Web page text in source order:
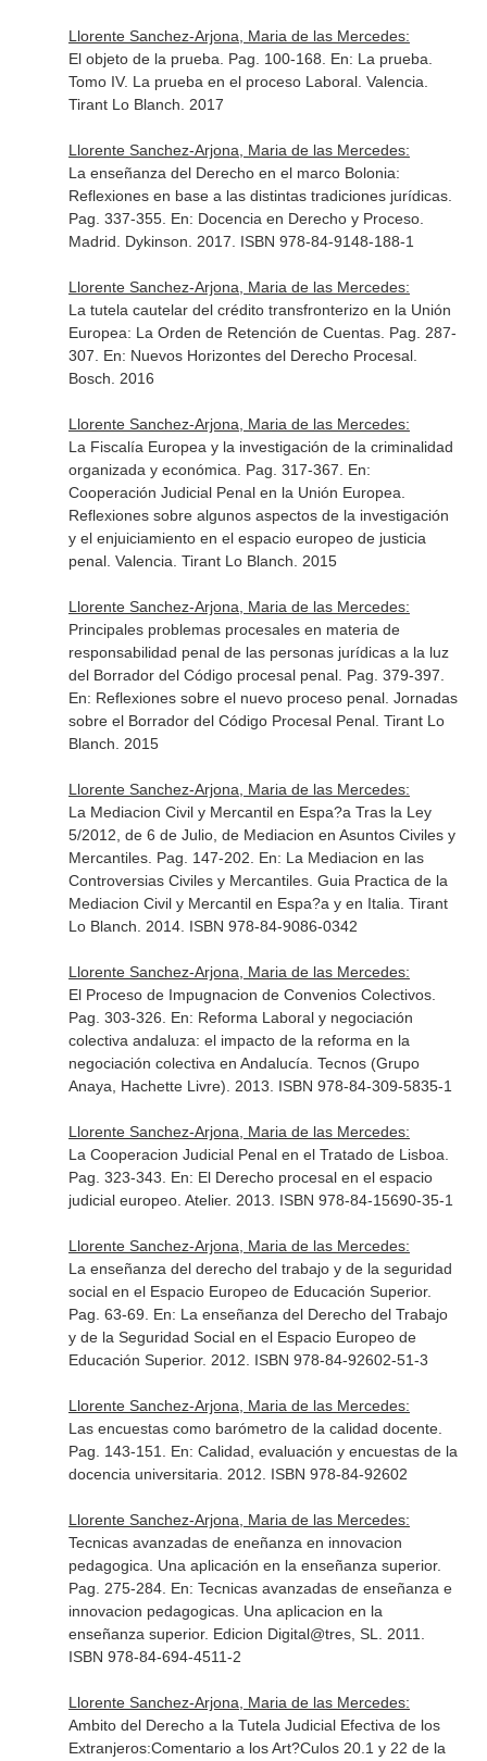
Llorente Sanchez-Arjona, Maria de las Mercedes:
El objeto de la prueba. Pag. 100-168. En: La prueba.
Tomo IV. La prueba en el proceso Laboral. Valencia.
Tirant Lo Blanch. 2017
Llorente Sanchez-Arjona, Maria de las Mercedes:
La enseñanza del Derecho en el marco Bolonia:
Reflexiones en base a las distintas tradiciones jurídicas.
Pag. 337-355. En: Docencia en Derecho y Proceso.
Madrid. Dykinson. 2017. ISBN 978-84-9148-188-1
Llorente Sanchez-Arjona, Maria de las Mercedes:
La tutela cautelar del crédito transfronterizo en la Unión
Europea: La Orden de Retención de Cuentas. Pag. 287-
307. En: Nuevos Horizontes del Derecho Procesal.
Bosch. 2016
Llorente Sanchez-Arjona, Maria de las Mercedes:
La Fiscalía Europea y la investigación de la criminalidad
organizada y económica. Pag. 317-367. En:
Cooperación Judicial Penal en la Unión Europea.
Reflexiones sobre algunos aspectos de la investigación
y el enjuiciamiento en el espacio europeo de justicia
penal. Valencia. Tirant Lo Blanch. 2015
Llorente Sanchez-Arjona, Maria de las Mercedes:
Principales problemas procesales en materia de
responsabilidad penal de las personas jurídicas a la luz
del Borrador del Código procesal penal. Pag. 379-397.
En: Reflexiones sobre el nuevo proceso penal. Jornadas
sobre el Borrador del Código Procesal Penal. Tirant Lo
Blanch. 2015
Llorente Sanchez-Arjona, Maria de las Mercedes:
La Mediacion Civil y Mercantil en Espa?a Tras la Ley
5/2012, de 6 de Julio, de Mediacion en Asuntos Civiles y
Mercantiles. Pag. 147-202. En: La Mediacion en las
Controversias Civiles y Mercantiles. Guia Practica de la
Mediacion Civil y Mercantil en Espa?a y en Italia . Tirant
Lo Blanch. 2014. ISBN 978-84-9086-0342
Llorente Sanchez-Arjona, Maria de las Mercedes:
El Proceso de Impugnacion de Convenios Colectivos.
Pag. 303-326. En: Reforma Laboral y negociación
colectiva andaluza: el impacto de la reforma en la
negociación colectiva en Andalucía . Tecnos (Grupo
Anaya, Hachette Livre). 2013. ISBN 978-84-309-5835-1
Llorente Sanchez-Arjona, Maria de las Mercedes:
La Cooperacion Judicial Penal en el Tratado de Lisboa.
Pag. 323-343. En: El Derecho procesal en el espacio
judicial europeo. Atelier. 2013. ISBN 978-84-15690-35-1
Llorente Sanchez-Arjona, Maria de las Mercedes:
La enseñanza del derecho del trabajo y de la seguridad
social en el Espacio Europeo de Educación Superior.
Pag. 63-69. En: La enseñanza del Derecho del Trabajo
y de la Seguridad Social en el Espacio Europeo de
Educación Superior. 2012. ISBN 978-84-92602-51-3
Llorente Sanchez-Arjona, Maria de las Mercedes:
Las encuestas como barómetro de la calidad docente.
Pag. 143-151. En: Calidad, evaluación y encuestas de la
docencia universitaria . 2012. ISBN 978-84-92602
Llorente Sanchez-Arjona, Maria de las Mercedes:
Tecnicas avanzadas de eneñanza en innovacion
pedagogica. Una aplicación en la enseñanza superior.
Pag. 275-284. En: Tecnicas avanzadas de enseñanza e
innovacion pedagogicas. Una aplicacion en la
enseñanza superior. Edicion Digital@tres, SL. 2011.
ISBN 978-84-694-4511-2
Llorente Sanchez-Arjona, Maria de las Mercedes:
Ambito del Derecho a la Tutela Judicial Efectiva de los
Extranjeros:Comentario a los Art?Culos 20.1 y 22 de la